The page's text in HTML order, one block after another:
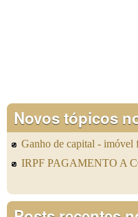
Novos tópicos
Ganho de capital - imóvel
IRPF PAGAMENTO A